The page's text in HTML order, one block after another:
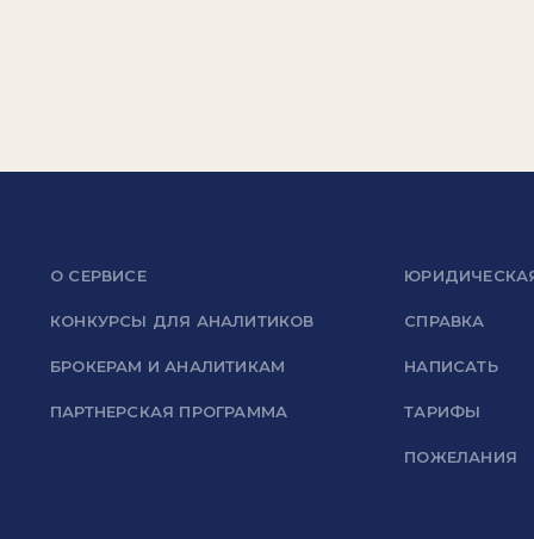
О СЕРВИСЕ
КОНКУРСЫ ДЛЯ АНАЛИТИКОВ
БРОКЕРАМ И АНАЛИТИКАМ
ПАРТНЕРСКАЯ ПРОГРАММА
СПРАВКА
НАПИСАТЬ
ТАРИФЫ
ПОЖЕЛАНИЯ